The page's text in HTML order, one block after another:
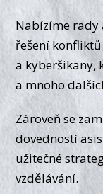
Nabízíme rady
řešení
a kyberšikany,
a mnoho
Zároveň se
dovedností
užitečné
vzdělávání.